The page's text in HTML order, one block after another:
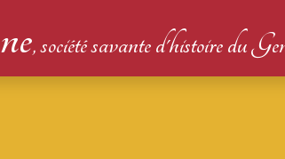
, société savante d'histoire du